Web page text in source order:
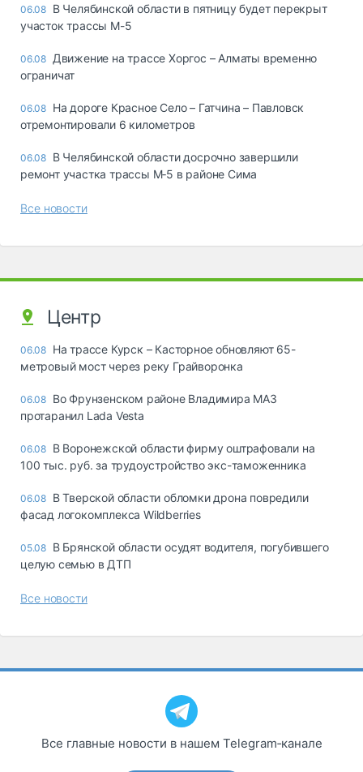
06.08 В Челябинской области в пятницу будет перекрыт
участок трассы М-5
06.08 Движение на трассе Хоргос – Алматы временно
ограничат
06.08 На дороге Красное Село – Гатчина – Павловск
отремонтировали 6 километров
06.08 В Челябинской области досрочно завершили
ремонт участка трассы М‑5 в районе Сима
Все новости
Центр
06.08 На трассе Курск – Касторное обновляют 65-
метровый мост через реку Грайворонка
06.08 Во Фрунзенском районе Владимира МАЗ
протаранил Lada Vesta
06.08 В Воронежской области фирму оштрафовали на
100 тыс. руб. за трудоустройство экс-таможенника
06.08 В Тверской области обломки дрона повредили
фасад логокомплекса Wildberries
05.08 В Брянской области осудят водителя, погубившего
целую семью в ДТП
Все новости
Все главные новости в нашем Telegram‑канале